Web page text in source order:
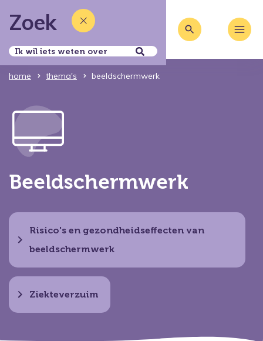
Zoek
home thema's beeldschermwerk
Beeldschermwerk
Risico's en gezondheidseffecten van
beeldschermwerk
Ziekteverzuim